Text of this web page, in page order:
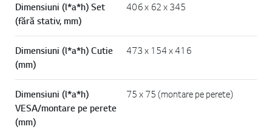
Dimensiuni (l*a*h) Set
(fără stativ, mm)
406 x 62 x 345
Dimensiuni (l*a*h) Cutie
(mm)
473 x 154 x 416
Dimensiuni (l*a*h)
VESA/montare pe perete
(mm)
75 x 75 (montare pe perete)